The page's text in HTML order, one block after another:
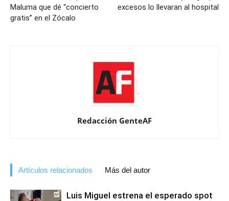
Maluma que dé “concierto
gratis” en el Zócalo
excesos lo llevaran al hospital
Redacción GenteAF
Artículos relacionados Más del autor
Luis Miguel estrena el esperado spot